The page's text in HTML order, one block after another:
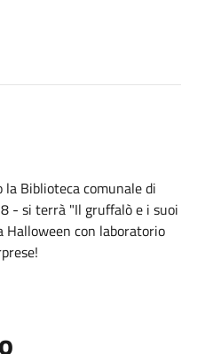
Biblioteca comunale di
- si terrà "Il gruffalò e i suoi
con laboratorio